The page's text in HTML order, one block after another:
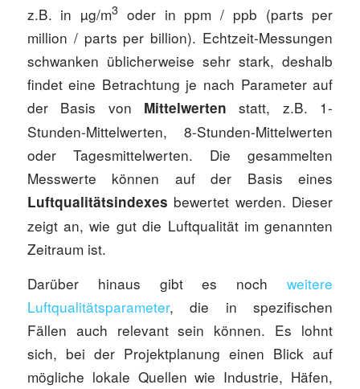
z.B. in µg/m3 oder in ppm / ppb (parts per
million / parts per billion). Echtzeit-Messungen
schwanken üblicherweise sehr stark, deshalb
findet eine Betrachtung je nach Parameter auf
der Basis von Mittelwerten statt, z.B. 1-
Stunden-Mittelwerten, 8-Stunden-Mittelwerten
oder Tagesmittelwerten. Die gesammelten
Messwerte können auf der Basis eines
Luftqualitätsindexes bewertet werden. Dieser
zeigt an, wie gut die Luftqualität im genannten
Zeitraum ist.
Darüber hinaus gibt es nochweitere
Luftqualitätsparameter, die in spezifischen
Fällen auch relevant sein können. Es lohnt
sich, bei der Projektplanung einen Blick auf
mögliche lokale Quellen wie Industrie, Häfen,